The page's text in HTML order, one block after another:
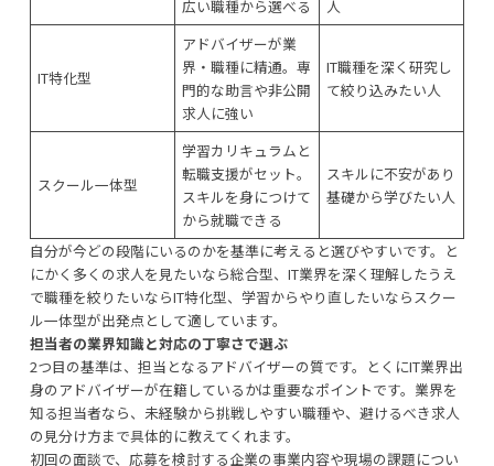
広い職種から選べる 人
IT特化型
アドバイザーが業
界・職種に精通。専
門的な助言や非公開
求人に強い
IT職種を深く研究し
て絞り込みたい人
スクール一体型
学習カリキュラムと
転職支援がセット。
スキルを身につけて
から就職できる
スキルに不安があり
基礎から学びたい人
自分が今どの段階にいるのかを基準に考えると選びやすいです。と
にかく多くの求人を見たいなら総合型、IT業界を深く理解したうえ
で職種を絞りたいならIT特化型、学習からやり直したいならスクー
ル一体型が出発点として適しています。
担当者の業界知識と対応の丁寧さで選ぶ
2つ目の基準は、担当となるアドバイザーの質です。とくにIT業界出
身のアドバイザーが在籍しているかは重要なポイントです。業界を
知る担当者なら、未経験から挑戦しやすい職種や、避けるべき求人
の見分け方まで具体的に教えてくれます。
初回の面談で、応募を検討する企業の事業内容や現場の課題につい